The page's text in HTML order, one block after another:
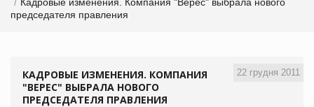
председателя правления
22 грудня 2011
КАДРОВЫЕ ИЗМЕНЕНИЯ. КОМПАНИЯ
"ВЕРЕС" ВЫБРАЛА НОВОГО
ПРЕДСЕДАТЕЛЯ ПРАВЛЕНИЯ